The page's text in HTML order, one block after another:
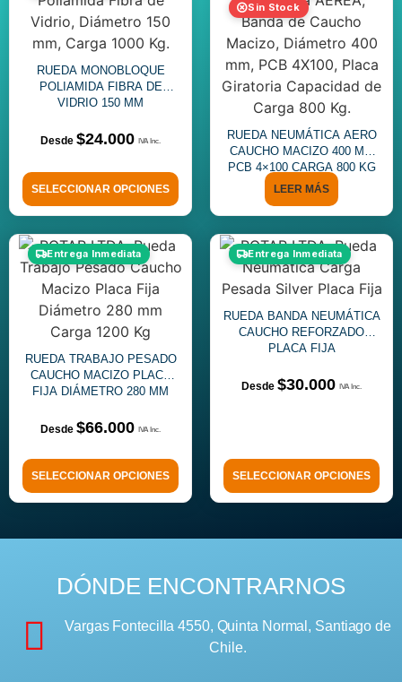
RUEDA MONOBLOQUE
POLIAMIDA FIBRA DE
VIDRIO 150 MM
$24.000
SELECCIONAR OPCIONES
Sin Stock
RUEDA NEUMÁTICA AERO
CAUCHO MACIZO 400 MM
PCB 4×100 CARGA 800 KG
LEER MÁS
Entrega Inmediata
RUEDA TRABAJO PESADO
CAUCHO MACIZO PLACA
FIJA DIÁMETRO 280 MM
$66.000
SELECCIONAR OPCIONES
Entrega Inmediata
RUEDA BANDA NEUMÁTICA
CAUCHO REFORZADO
PLACA FIJA
$30.000
SELECCIONAR OPCIONES
DÓNDE ENCONTRARNOS
Vargas Fontecilla 4550, Quinta Normal, Santiago de
Chile.